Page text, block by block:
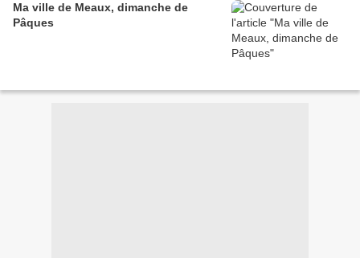
Ma ville de Meaux, dimanche de
Pâques